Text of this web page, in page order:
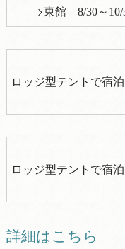
東館 8/30～
ロッジ型テントで宿
ロッジ型テントで宿
詳細はこちら